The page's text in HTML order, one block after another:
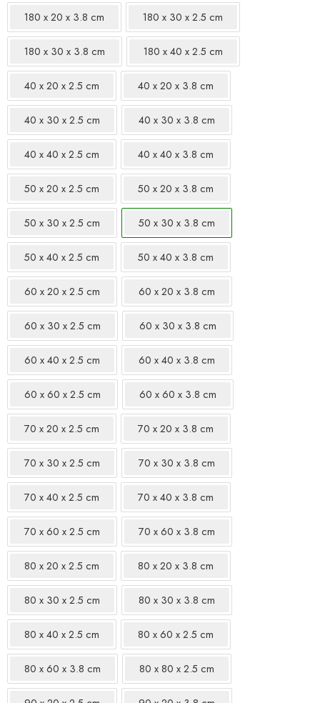
180 x 20 x 3.8 cm 180 x 30 x 2.5 cm
180 x 30 x 3.8 cm 180 x 40 x 2.5 cm
40 x 20 x 2.5 cm 40 x 20 x 3.8 cm
40 x 30 x 2.5 cm 40 x 30 x 3.8 cm
40 x 40 x 2.5 cm 40 x 40 x 3.8 cm
50 x 20 x 2.5 cm 50 x 20 x 3.8 cm
50 x 30 x 2.5 cm 50 x 30 x 3.8 cm
50 x 40 x 2.5 cm 50 x 40 x 3.8 cm
60 x 20 x 2.5 cm 60 x 20 x 3.8 cm
60 x 30 x 2.5 cm 60 x 30 x 3.8 cm
60 x 40 x 2.5 cm 60 x 40 x 3.8 cm
60 x 60 x 2.5 cm 60 x 60 x 3.8 cm
70 x 20 x 2.5 cm 70 x 20 x 3.8 cm
70 x 30 x 2.5 cm 70 x 30 x 3.8 cm
70 x 40 x 2.5 cm 70 x 40 x 3.8 cm
70 x 60 x 2.5 cm 70 x 60 x 3.8 cm
80 x 20 x 2.5 cm 80 x 20 x 3.8 cm
80 x 30 x 2.5 cm 80 x 30 x 3.8 cm
80 x 40 x 2.5 cm 80 x 60 x 2.5 cm
80 x 60 x 3.8 cm 80 x 80 x 2.5 cm